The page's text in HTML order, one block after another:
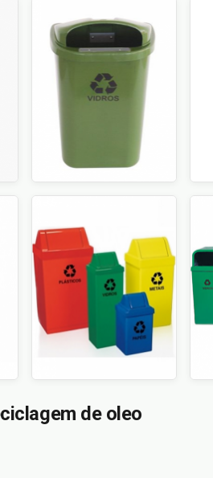
de oleo